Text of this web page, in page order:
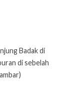
Badak di
di sebelah